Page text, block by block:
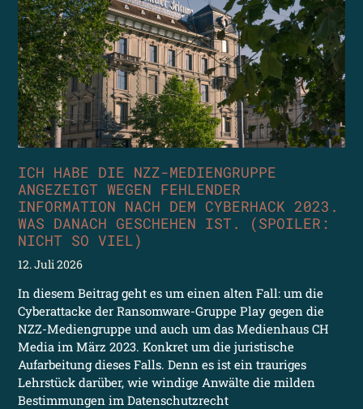
ICH HABE DIE NZZ-MEDIENGRUPPE
ANGEZEIGT WEGEN FEHLENDER
INFORMATION NACH DEM CYBERHACK 2023.
WAS DANACH GESCHEHEN IST. (SPOILER:
NICHT SO VIEL)
12. Juli 2026
In diesem Beitrag geht es um einen alten Fall: um die
Cyberattacke der Ransomware-Gruppe Play gegen die
NZZ-Mediengruppe und auch um das Medienhaus CH
Media im März 2023. Konkret um die juristische
Aufarbeitung dieses Falls. Denn es ist ein trauriges
Lehrstück darüber, wie windige Anwälte die milden
Bestimmungen im Datenschutzrecht